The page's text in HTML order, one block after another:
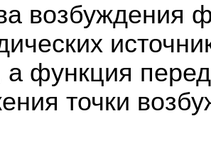
возбуждения
функция
точки